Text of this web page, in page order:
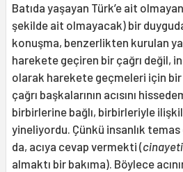
Batıda yaşayan Türk’e ait
şekilde ait olmayacak) bir
konuşma, benzerlikten kurulan
harekete geçiren bir çağrı değil,
olarak harekete geçmeleri için bir
çağrı başkalarının acısını
birbirlerine bağlı, birbirleriyle
yineliyordu. Çünkü insanlık
da, acıya cevap vermekti (
almaktı bir bakıma). Böylece